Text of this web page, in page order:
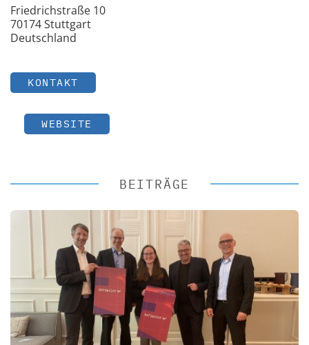
Friedrichstraße 10
70174 Stuttgart
Deutschland
KONTAKT
WEBSITE
BEITRÄGE